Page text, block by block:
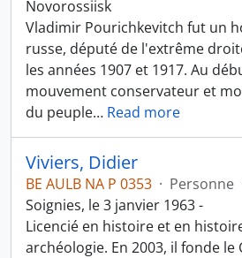
Novorossiisk
Vladimir Pourichkevitch fut un
russe, député de l'extrême
les années 1907 et 1917. Au
mouvement conservateur et
du peuple… Read more
Viviers, Didier
BE AULB NA P 0353 · Personne
Soignies, le 3 janvier 1963 -
Licencié en histoire et en
archéologie. En 2003, il fonde le